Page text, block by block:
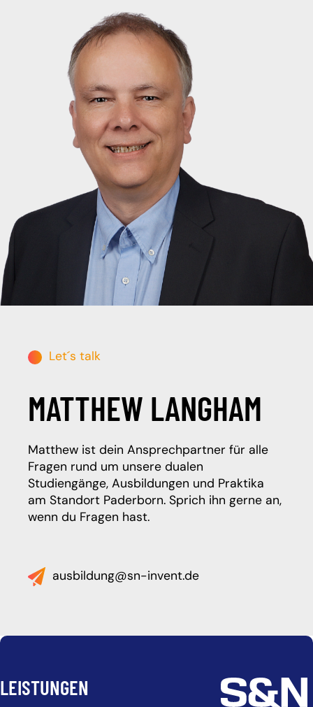
Let´s talk
MATTHEW LANGHAM
Matthew ist dein Ansprechpartner für alle
Fragen rund um unsere dualen
Studiengänge, Ausbildungen und Praktika
am Standort Paderborn. Sprich ihn gerne an,
wenn du Fragen hast.
ausbildung@sn-invent.de
LEISTUNGEN